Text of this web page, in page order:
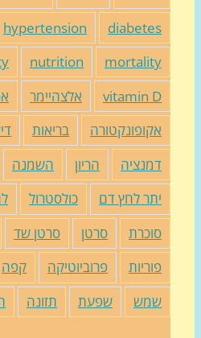
hypertension
nutrition
obesity
vitamin
אלצהיימר
אסתמה
בריאות דיקור
הריון השמנה ויטמין D
לחץ דם
כולסטרול לחץ דם
סרטן סרטן שד ענת
פרוביוטיקה קפה
שפעת תזונה תמותה